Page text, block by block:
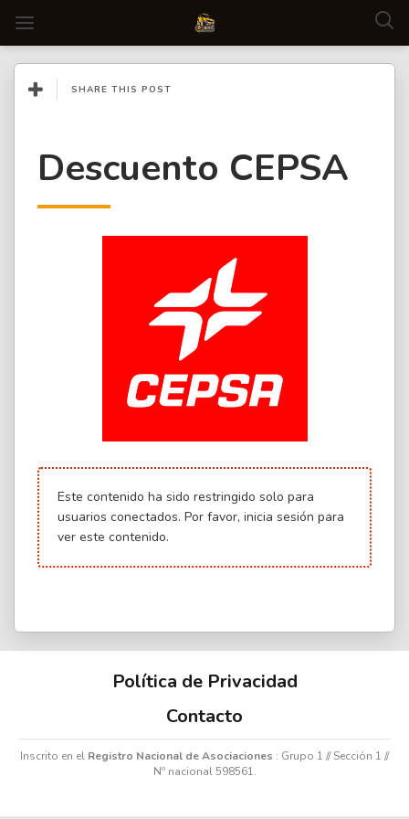
SHARE THIS POST
Descuento CEPSA
Este contenido ha sido restringido solo para
usuarios conectados. Por favor, inicia sesión para
ver este contenido.
Política de Privacidad
Contacto
Inscrito en el Registro Nacional de Asociaciones : Grupo 1 // Sección 1 //
Nº nacional 598561.